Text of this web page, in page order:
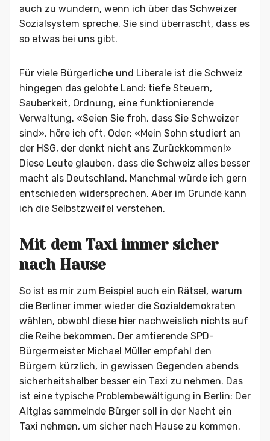
auch zu wundern, wenn ich über das Schweizer
Sozialsystem spreche. Sie sind überrascht, dass es
so etwas bei uns gibt.
Für viele Bürgerliche und Liberale ist die Schweiz
hingegen das gelobte Land: tiefe Steuern,
Sauberkeit, Ordnung, eine funktionierende
Verwaltung. «Seien Sie froh, dass Sie Schweizer
sind», höre ich oft. Oder: «Mein Sohn studiert an
der HSG, der denkt nicht ans Zurückkommen!»
Diese Leute glauben, dass die Schweiz alles besser
macht als Deutschland. Manchmal würde ich gern
entschieden widersprechen. Aber im Grunde kann
ich die Selbstzweifel verstehen.
Mit dem Taxi immer sicher
nach Hause
So ist es mir zum Beispiel auch ein Rätsel, warum
die Berliner immer wieder die Sozialdemokraten
wählen, obwohl diese hier nachweislich nichts auf
die Reihe bekommen. Der amtierende SPD-
Bürgermeister Michael Müller empfahl den
Bürgern kürzlich, in gewissen Gegenden abends
sicherheitshalber besser ein Taxi zu nehmen. Das
ist eine typische Problembewältigung in Berlin: Der
Altglas sammelnde Bürger soll in der Nacht ein
Taxi nehmen, um sicher nach Hause zu kommen.